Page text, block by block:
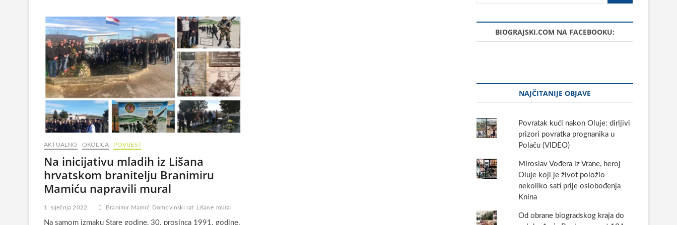
AKTUALNO OKOLICA POVIJEST
Na inicijativu mladih iz Lišana
hrvatskom branitelju Branimiru
Mamiću napravili mural
1. siječnja 2022. Branimir Mamić Domovinski rat Lišane mural
Na samom izmaku Stare godine, 30. prosinca 1991. godine,
BIOGRAJSKI.COM NA FACEBOOKU:
NAJČITANIJE OBJAVE
Povratak kući nakon Oluje: dirljivi
prizori povratka prognanika u
Polaču (VIDEO)
Miroslav Vođera iz Vrane, heroj
Oluje koji je život položio
nekoliko sati prije oslobođenja
Knina
Od obrane biogradskog kraja do